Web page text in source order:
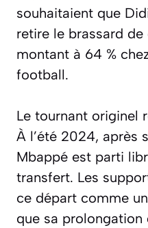
souhaitaient que
retire le brassard
montant à 64 %
football.
Le tournant originel
À l’été 2024, après
Mbappé est parti
transfert. Les
ce départ comme
que sa